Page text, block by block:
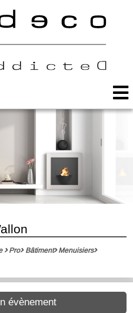
Pro Bâtiment Menuisiers
évènement